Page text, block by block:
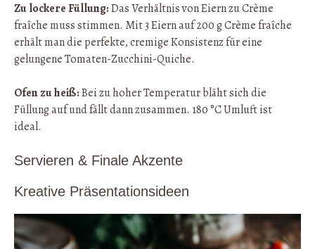
Zu lockere Füllung:Das Verhältnis von Eiern zu Crème
fraîche muss stimmen. Mit 3 Eiern auf 200 g Crème fraîche
erhält man die perfekte, cremige Konsistenz für eine
gelungene Tomaten-Zucchini-Quiche.
Ofen zu heiß:Bei zu hoher Temperatur bläht sich die
Füllung auf und fällt dann zusammen. 180 °C Umluft ist
ideal.
Servieren & Finale Akzente
Kreative Präsentationsideen